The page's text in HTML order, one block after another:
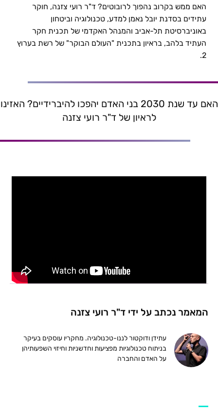
המדריך לעתיד | ד"ר רועי צזנה
האם ממש בקרוב נהפוך לרובוטים? ד"ר רועי צזנה, חוקר
עתידים בסדנת יובל נאמן למדע, טכנולוגיה וביטחון
באוניברסיטת תל-אביב והמנהל האקדמי של תכנית חקר
העתיד בלהב, בראיון בתכנית "העולם הבוקר" של רשת בערוץ
2.
האם עד שנת 2030 בני האדם יהפכו להיברידיים? האזינו
לראיון של ד"ר רועי צזנה
המאמר נכתב על ידי ד"ר רועי צזנה
עתידן ודוקטור לננו-טכנולוגיה. מחקריו עוסקים בעיקר
בניתוח טכנולוגיות מפציעות וחדשניות וחיזוי השפעותיהן
על האדם והחברה